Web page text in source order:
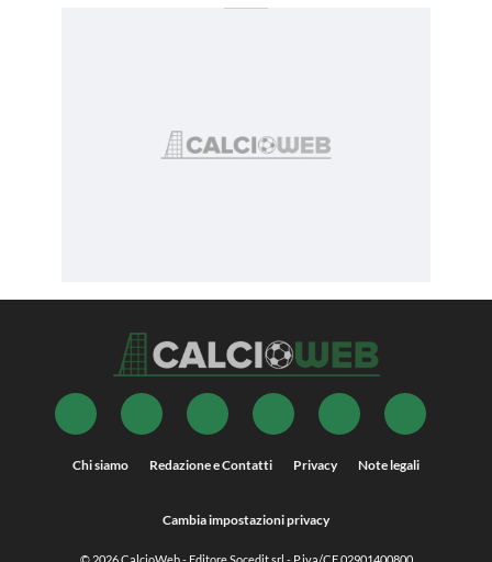
Chi siamo Redazione e Contatti Privacy Note legali
Cambia impostazioni privacy